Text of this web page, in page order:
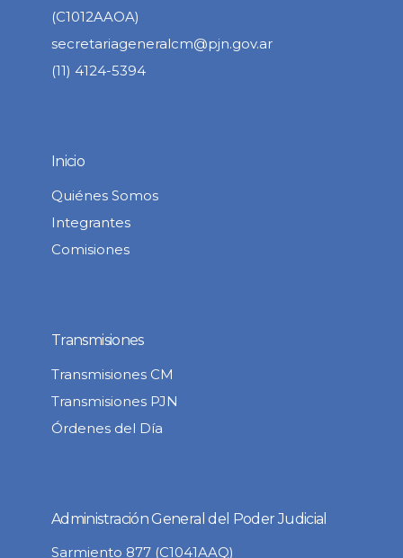
(C1012AAOA)
secretariageneralcm@pjn.gov.ar
(11) 4124-5394
Inicio
Quiénes Somos
Integrantes
Comisiones
Transmisiones
Transmisiones CM
Transmisiones PJN
Órdenes del Día
Administración General del Poder Judicial
Sarmiento 877 (C1041AAQ)